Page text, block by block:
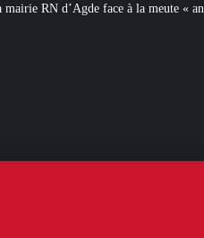
meute « antiraciste » La hausse